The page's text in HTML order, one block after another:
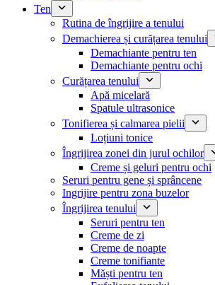
Ten
Rutina de îngrijire a tenului
Demachierea și curățarea tenului
Demachiante pentru ten
Demachiante pentru ochi
Curățarea tenului
Apă micelară
Spatule ultrasonice
Tonifierea și calmarea pielii
Loțiuni tonice
Îngrijirea zonei din jurul ochilor
Creme și geluri pentru ochi
Seruri pentru gene și sprâncene
Ingrijire pentru zona buzelor
Îngrijirea tenului
Seruri pentru ten
Creme de zi
Creme de noapte
Creme tonifiante
Măști pentru ten